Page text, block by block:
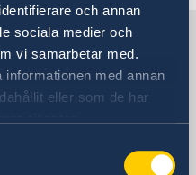
och annan
sociala medier och
vi samarbetar med.
med annan
eller som de har